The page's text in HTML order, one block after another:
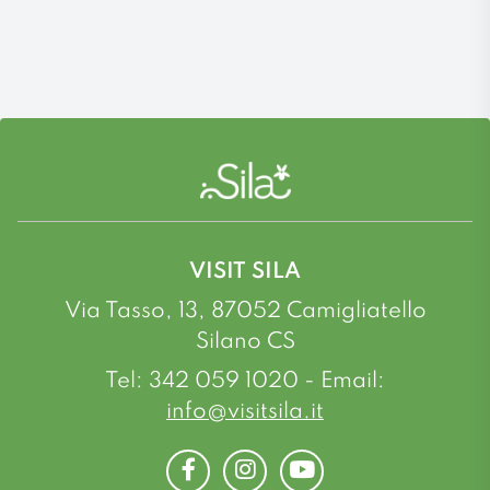
VISIT SILA
Via Tasso, 13, 87052 Camigliatello
Silano CS
Tel: 342 059 1020 - Email:
info@visitsila.it
FacebookInstagramYoutube